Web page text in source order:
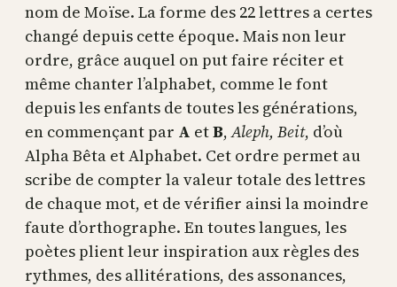
nom de Moïse. La forme des 22 lettres a certes
changé depuis cette époque. Mais non leur
ordre, grâce auquel on put faire réciter et
même chanter l’alphabet, comme le font
depuis les enfants de toutes les générations,
en commençant par A etB,Aleph, Beit, d’où
Alpha Bêta et Alphabet. Cet ordre permet au
scribe de compter la valeur totale des lettres
de chaque mot, et de vérifier ainsi la moindre
faute d’orthographe. En toutes langues, les
poètes plient leur inspiration aux règles des
rythmes, des allitérations, des assonances,